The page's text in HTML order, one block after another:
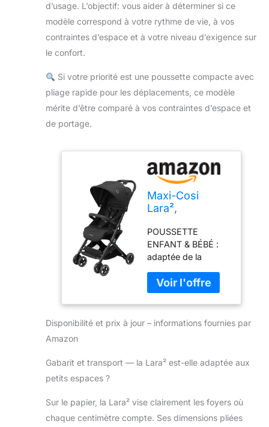
d’usage. L’objectif: vous aider à déterminer si ce
modèle correspond à votre rythme de vie, à vos
contraintes d’espace et à votre niveau d’exigence sur
le confort.
Si votre priorité est une poussette compacte avec
pliage rapide pour les déplacements, ce modèle
mérite d’être comparé à vos contraintes d’espace et
de portage.
Maxi-Cosi
Lara²,
Canne, 0-4
ans, 0-22 kg,
Poussette
Bebe Légère et
Compacte, 3
Positions
d'Inclinaison,
Position
Bandoulière,
POUSSETTE
ENFANT & BÉBÉ :
adaptée de la
ans (22 kg) et
idéale pour les
familles citadines
ou les voyageurs,
dispose d'un pliage
POIDS LÉGER : avec
un pliage ultra-
Disponibilité et prix à jour – informations fournies par
Amazon
Gabarit et transport — la Lara² est-elle adaptée aux
petits espaces ?
Sur le papier, la Lara² vise clairement les foyers où
chaque centimètre compte. Ses dimensions pliées